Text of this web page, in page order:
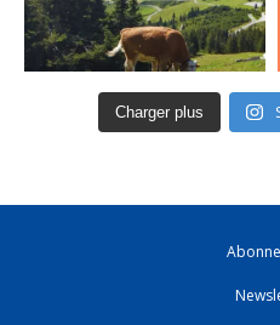
Charger plus